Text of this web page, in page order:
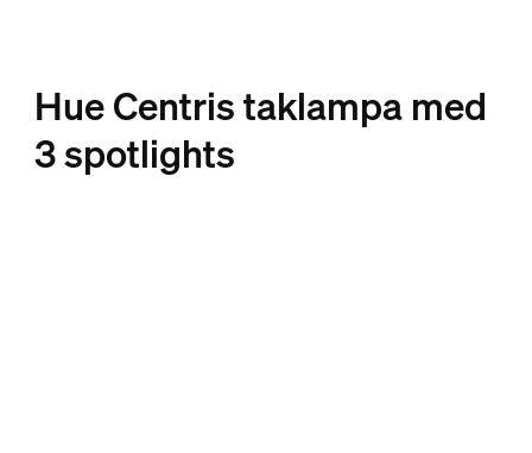
Hue Centris taklampa med
3 spotlights